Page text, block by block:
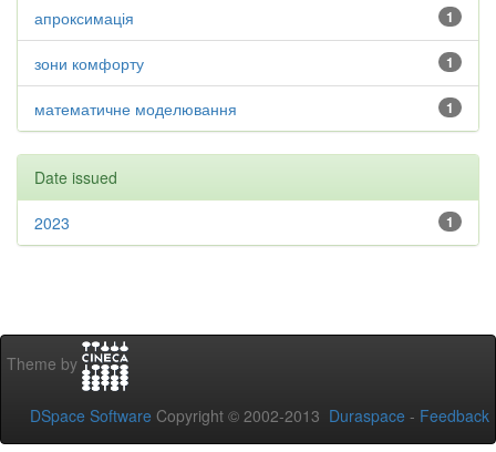
1
апроксимація
1
зони комфорту
1
математичне моделювання
Date issued
1
2023
Theme by
DSpace Software Copyright © 2002-2013 Duraspace - Feedback